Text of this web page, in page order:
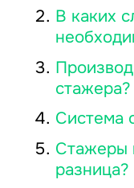
В каких
стажера?
Система
Стажеры
разница?